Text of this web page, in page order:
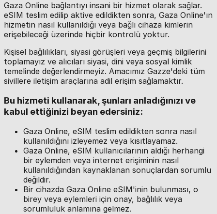
Gaza Online bağlantıyı insani bir hizmet olarak sağlar.
eSIM teslim edilip aktive edildikten sonra, Gaza Online'ın
hizmetin nasıl kullanıldığı veya bağlı cihaza kimlerin
erişebileceği üzerinde hiçbir kontrolü yoktur.
Kişisel bağlılıkları, siyasi görüşleri veya geçmiş bilgilerini
toplamayız ve alıcıları siyasi, dini veya sosyal kimlik
temelinde değerlendirmeyiz. Amacımız Gazze'deki tüm
sivillere iletişim araçlarına adil erişim sağlamaktır.
Bu hizmeti kullanarak, şunları anladığınızı ve
kabul ettiğinizi beyan edersiniz:
Gaza Online, eSIM teslim edildikten sonra nasıl
kullanıldığını izleyemez veya kısıtlayamaz.
Gaza Online, eSIM kullanıcılarının aldığı herhangi
bir eylemden veya internet erişiminin nasıl
kullanıldığından kaynaklanan sonuçlardan sorumlu
değildir.
Bir cihazda Gaza Online eSIM'inin bulunması, o
birey veya eylemleri için onay, bağlılık veya
sorumluluk anlamına gelmez.